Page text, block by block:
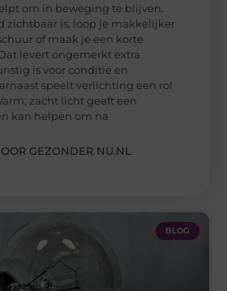
om in beweging te blijven.
zichtbaar is, loop je makkelijker
of maak je een korte
levert ongemerkt extra
is voor conditie en
speelt verlichting een rol
zacht licht geeft een
kan helpen om na
GEZONDER NU.NL
BLOG